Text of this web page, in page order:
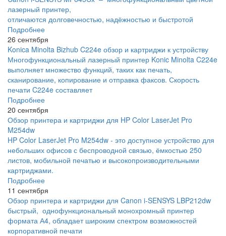
лазерный принтер,
отличаются долговечностью, надёжностью и быстротой
Подробнее
26 сентября
Konica Minolta Bizhub C224e обзор и картриджи к устройству
Многофункциональный лазерный принтер Konic Minolta C224e
выполняет множество функций, таких как печать,
сканирование, копирование и отправка факсов. Скорость
печати C224e составляет
Подробнее
20 сентября
Обзор принтера и картриджи для HP Color LaserJet Pro
M254dw
HP Color LaserJet Pro M254dw - это доступное устройство для
небольших офисов с беспроводной связью, ёмкостью 250
листов, мобильной печатью и высокопроизводительными
картриджами.
Подробнее
11 сентября
Обзор принтера и картриджи для Canon i-SENSYS LBP212dw
быстрый, однофункциональный монохромный принтер
формата А4, обладает широким спектром возможностей
корпоративной печати